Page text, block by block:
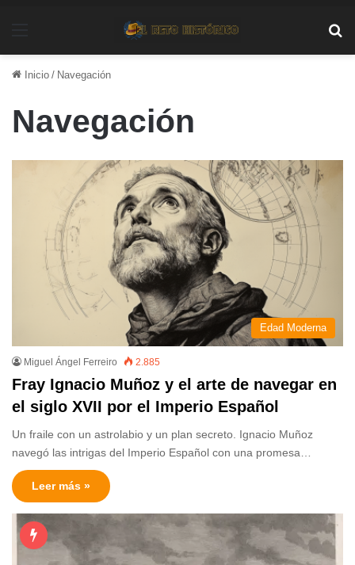
Inicio / Navegación
Navegación
Edad Moderna
Miguel Ángel Ferreiro 2.885
Fray Ignacio Muñoz y el arte de navegar en
el siglo XVII por el Imperio Español
Un fraile con un astrolabio y un plan secreto. Ignacio Muñoz
navegó las intrigas del Imperio Español con una promesa…
Leer más »